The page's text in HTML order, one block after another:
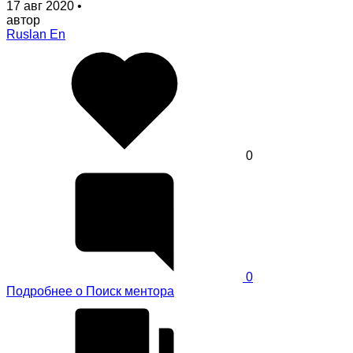
17 авг 2020 •
автор
Ruslan En
0
0
Подробнее о Поиск ментора